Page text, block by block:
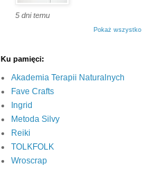
5 dni temu
Pokaż wszystko
Ku pamięci:
Akademia Terapii Naturalnych
Fave Crafts
Ingrid
Metoda Silvy
Reiki
TOLKFOLK
Wroscrap